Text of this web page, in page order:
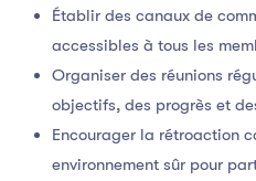
Établir des canaux de
accessibles à tous les
Organiser des réunions
objectifs, des progrès et
Encourager la rétroaction
environnement sûr pour